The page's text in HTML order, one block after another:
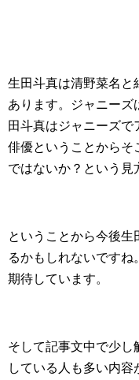
生田斗真は清野菜名と
あります。ジャニーズ
田斗真はジャニーズで
俳優ということからそ
ではないか？という見
ということから今後
るかもしれないです
期待しています。
そして記事文中で少し
している人も多い内